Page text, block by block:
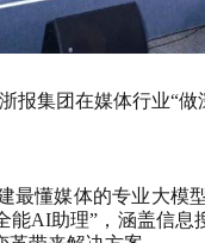
报集团在媒体行业“
最懂媒体的专业大模
能AI助理”，涵盖信息